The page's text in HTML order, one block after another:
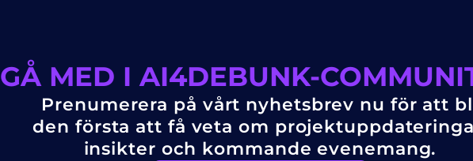
GÅ MED I AI4DEBUNK-
Prenumerera på vårt nyhetsbrev nu för att
den första att få veta om
insikter och kommande evenemang.